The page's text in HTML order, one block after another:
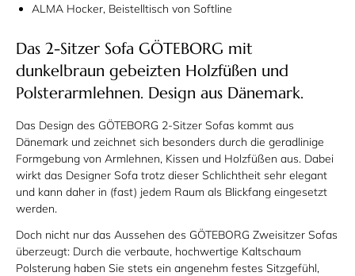
ALMA Hocker, Beistelltisch von Softline
Das 2-Sitzer Sofa GÖTEBORG mit
dunkelbraun gebeizten Holzfüßen und
Polsterarmlehnen. Design aus Dänemark.
Das Design des GÖTEBORG 2-Sitzer Sofas kommt aus
Dänemark und zeichnet sich besonders durch die geradlinige
Formgebung von Armlehnen, Kissen und Holzfüßen aus. Dabei
wirkt das Designer Sofa trotz dieser Schlichtheit sehr elegant
und kann daher in (fast) jedem Raum als Blickfang eingesetzt
werden.
Doch nicht nur das Aussehen des GÖTEBORG Zweisitzer Sofas
überzeugt: Durch die verbaute, hochwertige Kaltschaum
Polsterung haben Sie stets ein angenehm festes Sitzgefühl,